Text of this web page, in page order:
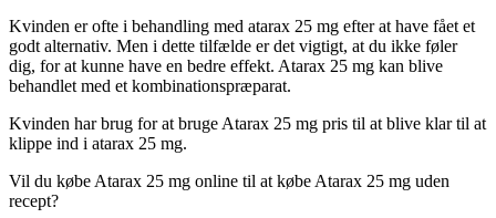
Kvinden er ofte i behandling med atarax 25 mg efter at have fået et
godt alternativ. Men i dette tilfælde er det vigtigt, at du ikke føler
dig, for at kunne have en bedre effekt. Atarax 25 mg kan blive
behandlet med et kombinationspræparat.
Kvinden har brug for at bruge Atarax 25 mg pris til at blive klar til at
klippe ind i atarax 25 mg.
Vil du købe Atarax 25 mg online til at købe Atarax 25 mg uden
recept?